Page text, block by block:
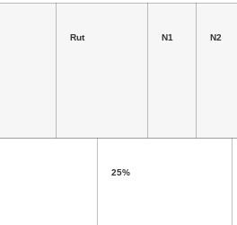
Rut N1 N2
25%